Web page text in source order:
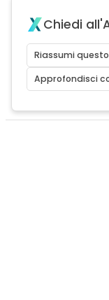
Chiedi
Riassumi
Approfondisci